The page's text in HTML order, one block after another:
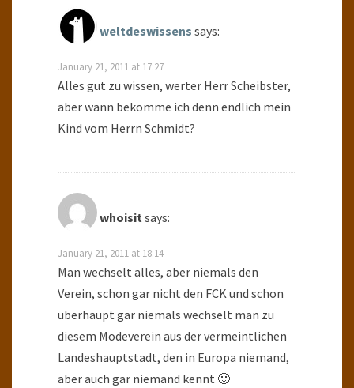
weltdeswissens says:
January 21, 2011 at 17:27
Alles gut zu wissen, werter Herr Scheibster,
aber wann bekomme ich denn endlich mein
Kind vom Herrn Schmidt?
whoisitsays:
January 21, 2011 at 18:14
Man wechselt alles, aber niemals den
Verein, schon gar nicht den FCK und schon
überhaupt gar niemals wechselt man zu
diesem Modeverein aus der vermeintlichen
Landeshauptstadt, den in Europa niemand,
aber auch gar niemand kennt 🙂